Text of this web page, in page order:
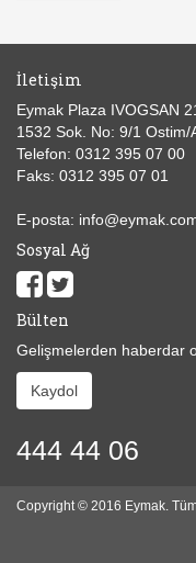
İletişim
Eymak Plaza IVOGSAN
1532 Sok. No: 9/1 Ostim/
Telefon: 0312 395 07 00
Faks: 0312 395 07 01
E-posta:
Sosyal Ağ
Bülten
Gelişmelerden haberdar
Kaydol
444 44 06
Copyright © 2016 Eymak. Tüm